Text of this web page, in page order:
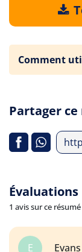
Comment
Partager ce
Évaluations
1 avis sur ce résumé
E